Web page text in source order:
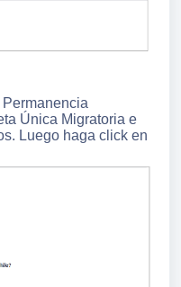
Única Migratoria e
Luego haga click en